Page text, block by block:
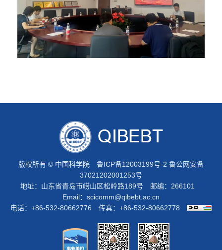
版权所有 © 中国科学院 鲁ICP备12003199号-2 鲁公网安备
37021202001253号
地址：山东省青岛市崂山区松岭路189号 邮编：266101
Email： scicomm@qibebt.ac.cn
电话：+86-532-80662776 传真：+86-532-80662778